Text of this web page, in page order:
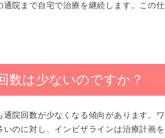
院まで自宅で治療を継続します。この仕
数は少ないのですか？
院回数が少なくなる傾向があります。ワ
のに対し、インビザラインは治療計画を